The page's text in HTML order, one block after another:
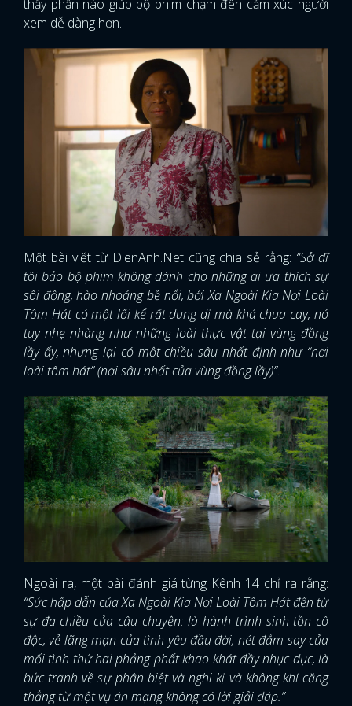
FACEBOOK
thấy phần nào giúp bộ phim chạm đến cảm xúc người
xem dễ dàng hơn.
Một bài viết từ DienAnh.Net cũng chia sẻ rằng: “Sở dĩ
tôi bảo bộ phim không dành cho những ai ưa thích sự
sôi động, hào nhoáng bề nổi, bởi Xa Ngoài Kia Nơi Loài
Tôm Hát có một lối kể rất dung dị mà khá chua cay, nó
tuy nhẹ nhàng như những loài thực vật tại vùng đồng
lầy ấy, nhưng lại có một chiều sâu nhất định như “nơi
loài tôm hát” (nơi sâu nhất của vùng đồng lầy)”.
Ngoài ra, một bài đánh giá từng Kênh 14 chỉ ra rằng:
“Sức hấp dẫn của Xa Ngoài Kia Nơi Loài Tôm Hát đến từ
sự đa chiều của câu chuyện: là hành trình sinh tồn cô
độc, vẻ lãng mạn của tình yêu đầu đời, nét đắm say của
mối tình thứ hai phảng phất khao khát đầy nhục dục, là
bức tranh về sự phân biệt và nghi kị và không khí căng
thẳng từ một vụ án mạng không có lời giải đáp.”